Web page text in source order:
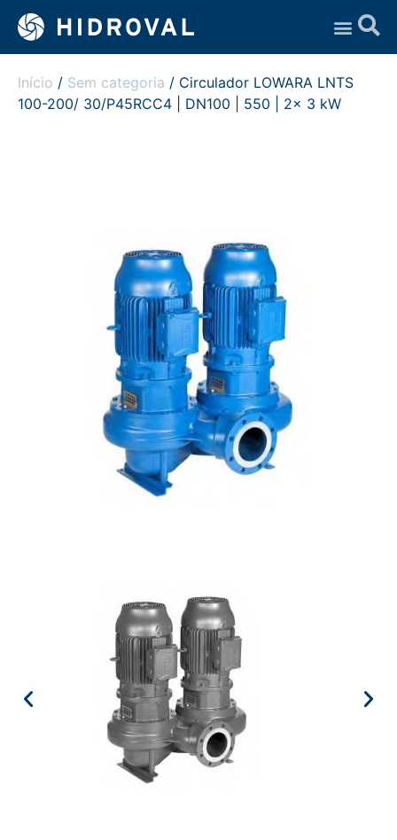
Início / Sem categoria / Circulador LOWARA LNTS
100-200/ 30/P45RCC4 | DN100 | 550 | 2x 3 kW